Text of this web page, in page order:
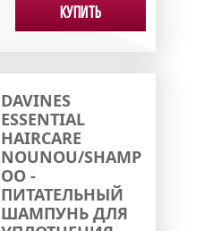
Купить
DAVINES
ESSENTIAL
HAIRCARE
NOUNOU/SHAMP
OO -
ПИТАТЕЛЬНЫЙ
ШАМПУНЬ ДЛЯ